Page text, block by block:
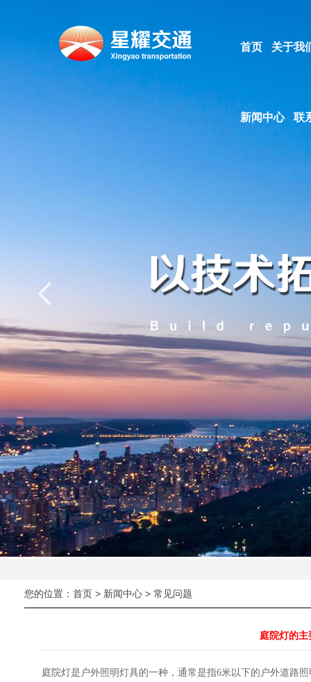
您的位置： 首页 > 新闻中心 > 常见问题
庭院灯的
庭院灯是户外照明灯具的一种，通常是指6米以下的户外道路